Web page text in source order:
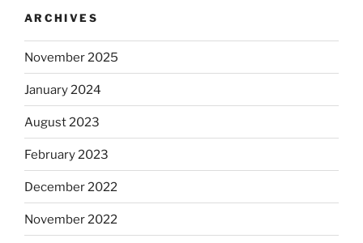
ARCHIVES
November 2025
January 2024
August 2023
February 2023
December 2022
November 2022